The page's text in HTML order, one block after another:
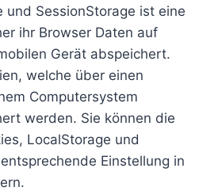
und SessionStorage ist eine
ihr Browser Daten auf
Gerät abspeichert.
welche über einen
Computersystem
werden. Sie können die
LocalStorage und
Einstellung in